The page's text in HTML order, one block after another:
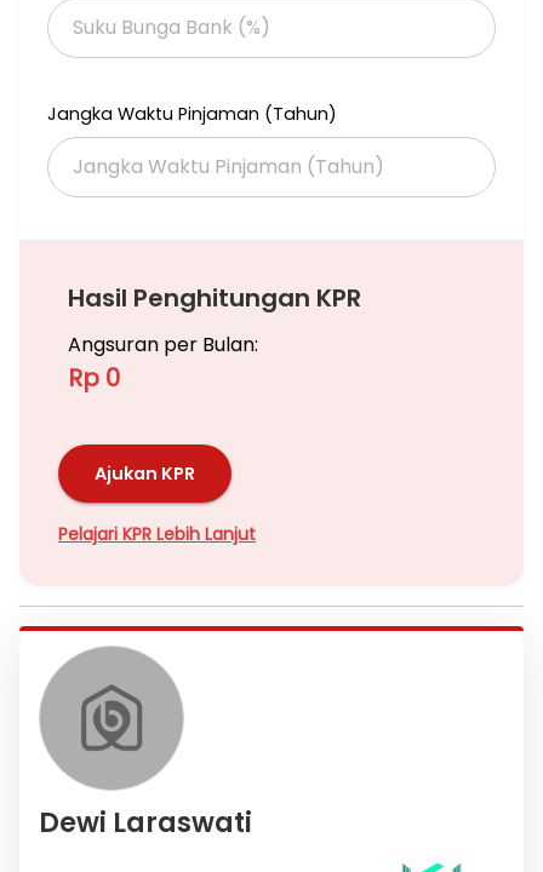
Jangka Waktu Pinjaman (Tahun)
Hasil Penghitungan KPR
Angsuran per Bulan:
Rp 0
Ajukan KPR
Pelajari KPR Lebih Lanjut
Dewi Laraswati